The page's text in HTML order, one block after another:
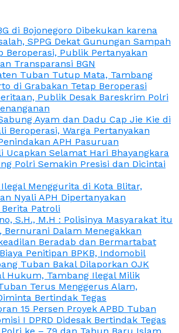
di Bojonegoro Dibekukan karena
SPPG Dekat Gunungan Sampah
Beroperasi, Publik Pertanyakan
Transparansi BGN
Tuban Tutup Mata, Tambang
di Grabakan Tetap Beroperasi
Publik Desak Bareskrim Polri
Ayam dan Dadu Cap Jie Kie di
Beroperasi, Warga Pertanyakan
APH Pasuruan
Ucapkan Selamat Hari Bhayangkara
Polri Semakin Presisi dan Dicintai
Menggurita di Kota Blitar,
Nyali APH Dipertanyakan
Berita Patroli
S.H., M.H : Polisinya Masyarakat itu
Bernurani Dalam Menegakkan
Beradab dan Bermartabat
Penitipan BPKB, Indomobil
Tuban Bakal Dilaporkan OJK
Hukum, Tambang Ilegal Milik
Terus Menggerus Alam,
Bertindak Tegas
15 Persen Proyek APBD Tuban
I DPRD Didesak Bertindak Tegas